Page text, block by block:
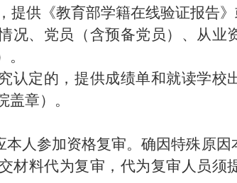
提供《教育部学籍在线验证报告》
况、党员（含预备党员）、从业
认定的，提供成绩单和就读学校
章）。
本人参加资格复审。确因特殊原
材料代为复审，代为复审人员须